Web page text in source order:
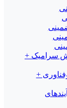
سرامیک +
+